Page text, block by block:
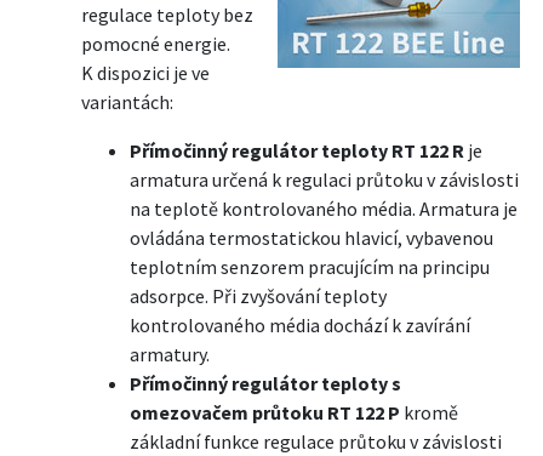
regulace teploty bez
pomocné energie.
K dispozici je ve
variantách:
Přímočinný regulátor teploty RT 122 R je
armatura určená k regulaci průtoku v závislosti
na teplotě kontrolovaného média. Armatura je
ovládána termostatickou hlavicí, vybavenou
teplotním senzorem pracujícím na principu
adsorpce. Při zvyšování teploty
kontrolovaného média dochází k zavírání
armatury.
Přímočinný regulátor teploty s
omezovačem průtoku RT 122 P kromě
základní funkce regulace průtoku v závislosti